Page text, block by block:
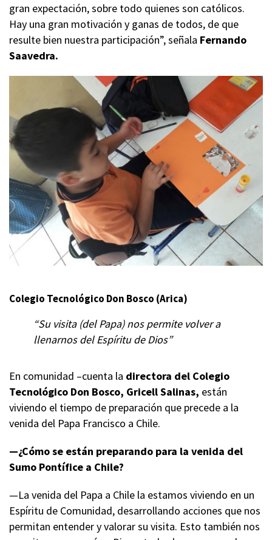
gran expectación, sobre todo quienes son católicos.
Hay una gran motivación y ganas de todos, de que
resulte bien nuestra participación”, señala Fernando
Saavedra.
Colegio Tecnológico Don Bosco (Arica)
“Su visita (del Papa) nos permite volver a
llenarnos del Espíritu de Dios”
En comunidad –cuenta la directora del Colegio
Tecnológico Don Bosco, Gricell Salinas, están
viviendo el tiempo de preparación que precede a la
venida del Papa Francisco a Chile.
—¿Cómo se están preparando para la venida del
Sumo Pontífice a Chile?
—La venida del Papa a Chile la estamos viviendo en un
Espíritu de Comunidad, desarrollando acciones que nos
permitan entender y valorar su visita. Esto también nos